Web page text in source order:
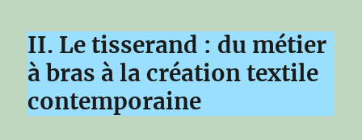
II. Le tisserand : du métier
à bras à la création textile
contemporaine